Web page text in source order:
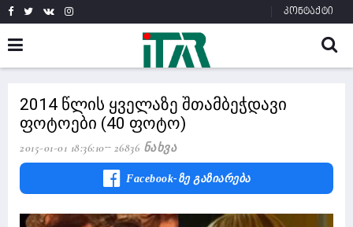
კონტაქტი
2014 წლის ყველაზე შთამბეჭდავი
ფოტოები (40 ფოტო)
2015-01-01 18:36:10 26836 Ნახვა
Facebook-Ზე Გაზიარება